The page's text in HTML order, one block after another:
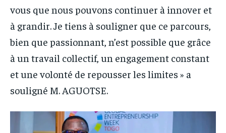
vous que nous pouvons continuer à innover et
à grandir. Je tiens à souligner que ce parcours,
bien que passionnant, n’est possible que grâce
à un travail collectif, un engagement constant
et une volonté de repousser les limites » a
souligné M. AGUOTSE.